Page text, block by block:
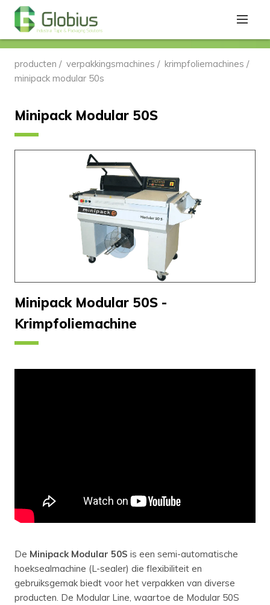
producten / verpakkingsmachines / krimpfoliemachines /
minipack modular 50s
Minipack Modular 50S
Minipack Modular 50S -
Krimpfoliemachine
De Minipack Modular 50S is een semi-automatische
hoeksealmachine (L-sealer) die flexibiliteit en
gebruiksgemak biedt voor het verpakken van diverse
producten. De Modular Line, waartoe de Modular 50S